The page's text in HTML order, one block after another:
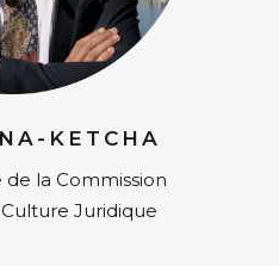
KETCHA
la Commission
Juridique